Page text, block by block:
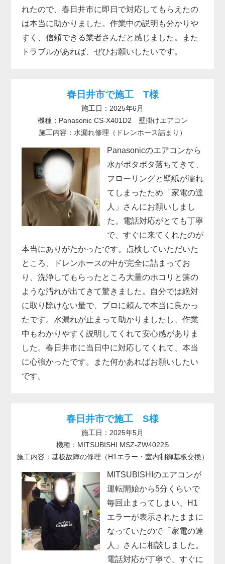
れたので、春日井市に即日で対応してもらえたの
は本当に助かりました。作業中の説明も分かりや
すく、信頼できる業者さんだと感じました。また
トラブルがあれば、ぜひお願いしたいです。
春日井市で施工 T様
施工日：2025年6月
機種：Panasonic CS-X401D2 壁掛けエアコン
施工内容：水漏れ修理（ドレンホース詰まり）
Panasonicのエアコンから
水がポタポタ落ちてきて、
フローリングと壁紙が濡れ
てしまったため「家電の達
人」さんにお願いしまし
た。電話対応がとても丁寧
で、すぐに来てくれたのが
本当にありがたかったです。点検していただいた
ところ、ドレンホースの中が完全に詰まってお
り、洗浄してもらったところ大量のホコリと藻の
ような汚れが出てきて驚きました。自分では絶対
に取り除けない量で、プロに頼んで本当に良かっ
たです。水漏れが止まって助かりましたし、作業
中もわかりやすく説明してくれて安心感がありま
した。春日井市に当日中に対応してくれて、本当
に心強かったです。また何かあればお願いしたい
です。
春日井市で施工 S様
施工日：2025年5月
機種：MITSUBISHI MSZ-ZW4022S
施工内容：基板故障の修理（H1エラー・室内制御基板交換）
MITSUBISHIのエアコンが
運転開始から5分くらいで
毎回止まってしまい、H1
エラーが表示されたままに
なっていたので「家電の達
人」さんに相談しました。
電話対応が丁寧で、すぐに